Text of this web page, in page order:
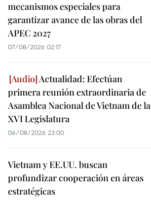
mecanismos especiales para
garantizar avance de las obras del
APEC 2027
07/08/2026 02:17
Actualidad: Efectúan
primera reunión extraordinaria de
Asamblea Nacional de Vietnam de la
XVI Legislatura
06/08/2026 23:00
Vietnam y EE.UU. buscan
profundizar cooperación en áreas
estratégicas